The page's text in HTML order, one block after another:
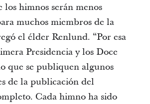
los himnos serán menos
muchos miembros de la
el élder Renlund. “Por esa
Presidencia y los Doce
que se publiquen algunos
de la publicación del
Cada himno ha sido